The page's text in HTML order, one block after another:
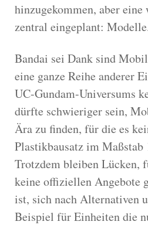
hinzugekommen, aber
zentral eingeplant:
Bandai sei Dank sind
eine ganze Reihe anderer
UC-Gundam-Universums
dürfte schwieriger sein,
Ära zu finden, für die es
Plastikbausatz im Maßstab
Trotzdem bleiben Lücken,
keine offiziellen Angebote
ist, sich nach Alternativen
Beispiel für Einheiten die